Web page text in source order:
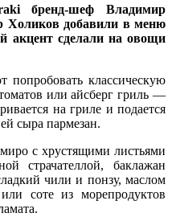
бренд-шеф Владимир
Холиков добавили в меню
акцент сделали на овощи
попробовать классическую
или айсберг гриль —
на гриле и подается
сыра пармезан.
с хрустящими листьями
страчателлой, баклажан
чили и понзу, маслом
соте из морепродуктов